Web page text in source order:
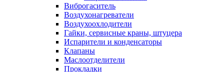
Виброгаситель
Воздухонагреватели
Воздухоохлодители
Гайки, сервисные краны, штуцера
Испарители и конденсаторы
Клапаны
Маслоотделители
Прокладки